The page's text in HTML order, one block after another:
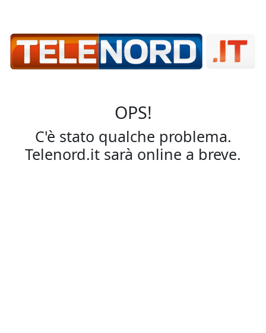
OPS!
C'è stato qualche problema.
Telenord.it sarà online a breve.